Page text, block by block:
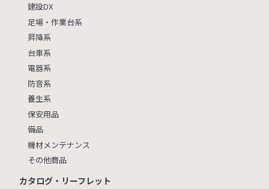
建設DX
足場・作業台系
昇降系
台車系
電器系
防音系
養生系
保安用品
備品
機材メンテナンス
その他商品
カタログ・リーフレット